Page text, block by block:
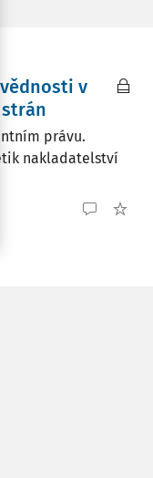
v
strán
právu.
nakladatelství